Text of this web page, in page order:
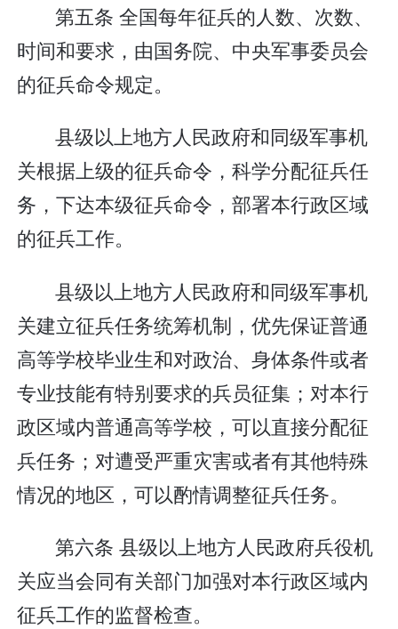
第五条 全国每年征兵的人数、次数、
时间和要求，由国务院、中央军事委员会
的征兵命令规定。
县级以上地方人民政府和同级军事机
关根据上级的征兵命令，科学分配征兵任
务，下达本级征兵命令，部署本行政区域
的征兵工作。
县级以上地方人民政府和同级军事机
关建立征兵任务统筹机制，优先保证普通
高等学校毕业生和对政治、身体条件或者
专业技能有特别要求的兵员征集；对本行
政区域内普通高等学校，可以直接分配征
兵任务；对遭受严重灾害或者有其他特殊
情况的地区，可以酌情调整征兵任务。
第六条 县级以上地方人民政府兵役机
关应当会同有关部门加强对本行政区域内
征兵工作的监督检查。